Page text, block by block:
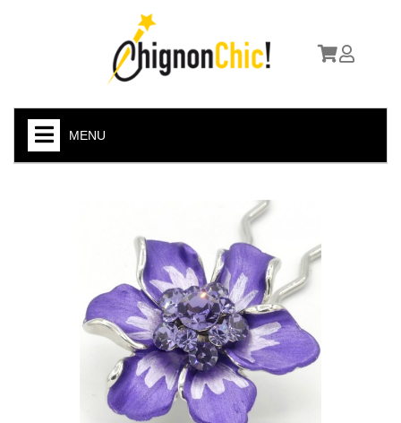
MENU
ETHNIQUES / MÉTAL
STEAMPUNK